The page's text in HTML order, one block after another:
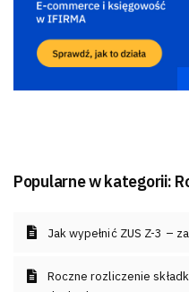
Popularne w kategorii:
Jak wypełnić ZUS Z-3 –
Roczne rozliczenie